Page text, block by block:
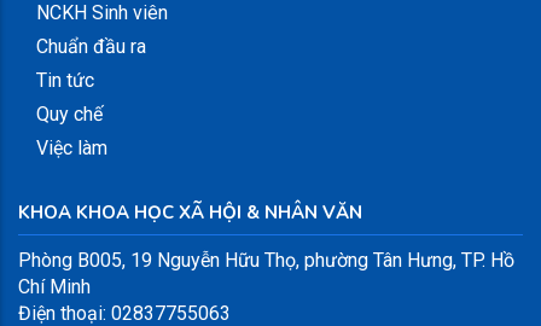
NCKH Sinh viên
Chuẩn đầu ra
Tin tức
Quy chế
Việc làm
KHOA KHOA HỌC XÃ HỘI & NHÂN VĂN
Phòng B005, 19 Nguyễn Hữu Thọ, phường Tân Hưng, TP. Hồ
Chí Minh
Điện thoại: 02837755063